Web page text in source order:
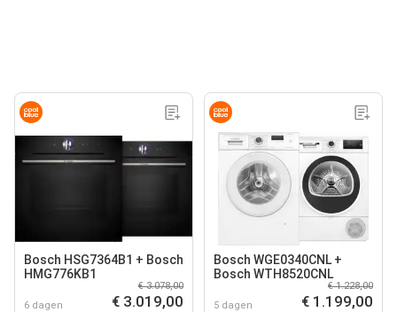
Bosch HSG7364B1 + Bosch
HMG776KB1
6 dagen
€ 3.078,00
€ 3.019,00
Bosch WGE0340CNL +
Bosch WTH8520CNL
5 dagen
€ 1.228,00
€ 1.199,00